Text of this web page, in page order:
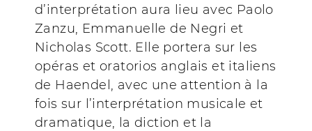
d’interprétation aura lieu avec Paolo
Zanzu, Emmanuelle de Negri et
Nicholas Scott. Elle portera sur les
opéras et oratorios anglais et italiens
de Haendel, avec une attention à la
fois sur l’interprétation musicale et
dramatique, la diction et la